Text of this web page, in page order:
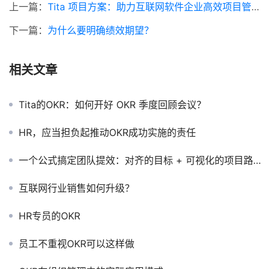
上一篇： Tita 项目方案：助力互联网软件企业高效项目管理与协作
下一篇： 为什么要明确绩效期望？
相关文章
Tita的OKR：如何开好 OKR 季度回顾会议？
HR，应当担负起推动OKR成功实施的责任
一个公式搞定团队提效：对齐的目标 + 可视化的项目路径
互联网行业销售如何升级？
HR专员的OKR
员工不重视OKR可以这样做